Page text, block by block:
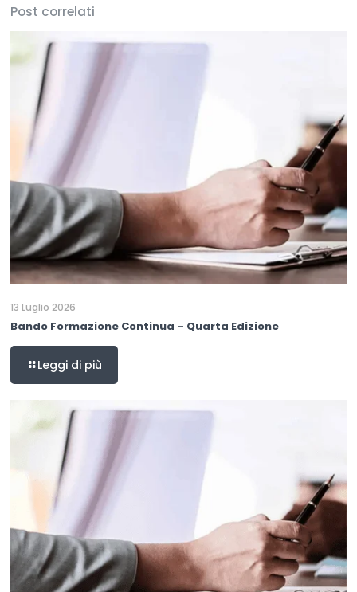
Post correlati
13 Luglio 2026
Bando Formazione Continua – Quarta Edizione
Leggi di più